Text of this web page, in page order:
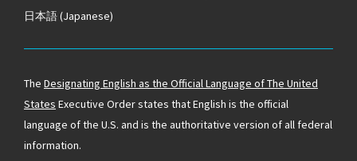
日本語(Japanese)
The Designating English as the Official Language of The United
States Executive Order states that English is the official
language of the U.S. and is the authoritative version of all federal
information.